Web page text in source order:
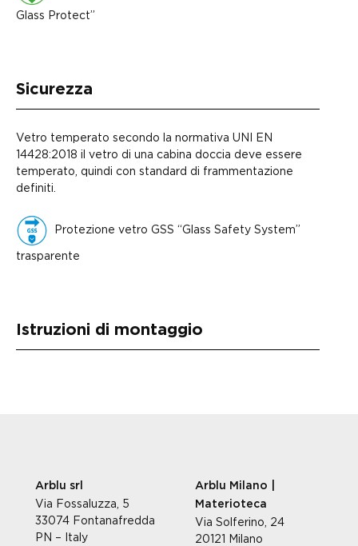
Glass Protect”
Sicurezza
Vetro temperato secondo la normativa UNI EN
14428:2018 il vetro di una cabina doccia deve essere
temperato, quindi con standard di frammentazione
definiti.
Protezione vetro GSS “Glass Safety System”
trasparente
Istruzioni di montaggio
Arblu srl
Via Fossaluzza, 5
33074 Fontanafredda
PN – Italy
Arblu Milano |
Materioteca
Via Solferino, 24
20121 Milano